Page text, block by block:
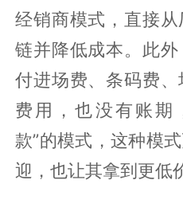
经销商模式，直接
链并降低成本。此
付进场费、条码费
费用，也没有账期
款”的模式，这种模
迎，也让其拿到更低